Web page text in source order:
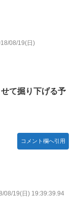
08/19(日)
て掘り下げる予
コメント欄へ引用
08/19(日) 19:39:39.94